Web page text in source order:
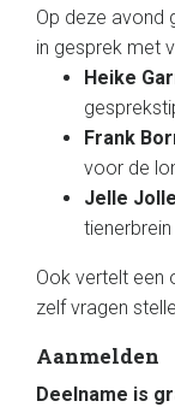
Op deze avond
in gesprek met
Heike
Frank
voor de
Jelle
Ook vertelt een
zelf vragen
Aanmelden
Deelname is